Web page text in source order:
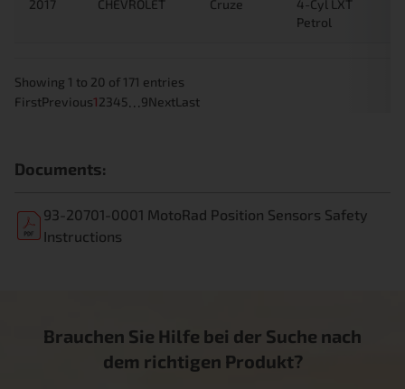
2017 CHEVROLET Cruze
4-Cyl LXT
Petrol
Showing 1 to 20 of 171 entries
FirstPrevious12345…9NextLast
Documents:
93-20701-0001 MotoRad Position Sensors Safety
Instructions
Brauchen Sie Hilfe bei der Suche nach
dem richtigen Produkt?